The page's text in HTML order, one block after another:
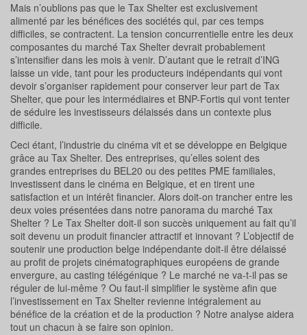
Mais n’oublions pas que le Tax Shelter est exclusivement
alimenté par les bénéfices des sociétés qui, par ces temps
difficiles, se contractent. La tension concurrentielle entre les deux
composantes du marché Tax Shelter devrait probablement
s’intensifier dans les mois à venir. D’autant que le retrait d’ING
laisse un vide, tant pour les producteurs indépendants qui vont
devoir s’organiser rapidement pour conserver leur part de Tax
Shelter, que pour les intermédiaires et BNP-Fortis qui vont tenter
de séduire les investisseurs délaissés dans un contexte plus
difficile.
Ceci étant, l’industrie du cinéma vit et se développe en Belgique
grâce au Tax Shelter. Des entreprises, qu’elles soient des
grandes entreprises du BEL20 ou des petites PME familiales,
investissent dans le cinéma en Belgique, et en tirent une
satisfaction et un intérêt financier. Alors doit-on trancher entre les
deux voies présentées dans notre panorama du marché Tax
Shelter ? Le Tax Shelter doit-il son succès uniquement au fait qu’il
soit devenu un produit financier attractif et innovant ? L’objectif de
soutenir une production belge indépendante doit-il être délaissé
au profit de projets cinématographiques européens de grande
envergure, au casting télégénique ? Le marché ne va-t-il pas se
réguler de lui-même ? Ou faut-il simplifier le système afin que
l’investissement en Tax Shelter revienne intégralement au
bénéfice de la création et de la production ? Notre analyse aidera
tout un chacun à se faire son opinion.